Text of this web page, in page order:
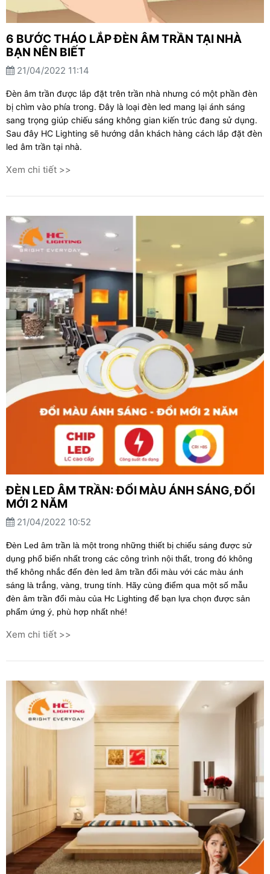
6 BƯỚC THÁO LẮP ĐÈN ÂM TRẦN TẠI NHÀ
BẠN NÊN BIẾT
21/04/2022 11:14
Đèn âm trần được lắp đặt trên trần nhà nhưng có một phần đèn
bị chìm vào phía trong. Đây là loại đèn led mang lại ánh sáng
sang trọng giúp chiếu sáng không gian kiến trúc đang sử dụng.
Sau đây HC Lighting sẽ hướng dẫn khách hàng cách lắp đặt đèn
led âm trần tại nhà.
Xem chi tiết >>
ĐÈN LED ÂM TRẦN: ĐỔI MÀU ÁNH SÁNG, ĐỔI
MỚI 2 NĂM
21/04/2022 10:52
Đèn Led âm trần là một trong những thiết bị chiếu sáng được sử
dụng phổ biến nhất trong các công trình nội thất, trong đó không
thể không nhắc đến đèn led âm trần đổi màu với các màu ánh
sáng là trắng, vàng, trung tính. Hãy cùng điểm qua một số mẫu
đèn âm trần đổi màu của Hc Lighting để bạn lựa chọn được sản
phẩm ứng ý, phù hợp nhất nhé!
Xem chi tiết >>